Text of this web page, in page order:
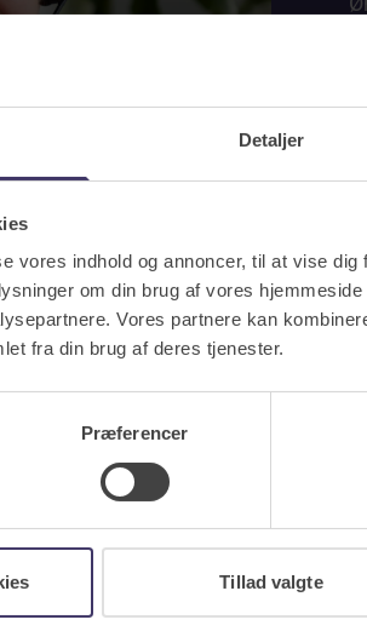
Detaljer
vores indhold og annoncer, til at vise
om din brug af vores
Vores partnere kan
fra din brug af deres tjenester.
Præferencer
Tillad valgte